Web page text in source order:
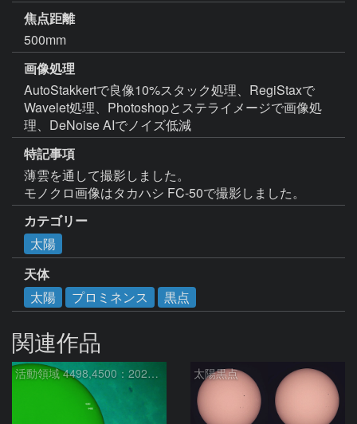
焦点距離
500mm
画像処理
AutoStakkertで良像10%スタック処理、RegiStaxで
Wavelet処理、Photoshopとステライメージで画像処
理、DeNoise AIでノイズ低減
特記事項
薄雲を通して撮影しました。
モノクロ画像はタカハシ FC-50で撮影しました。
カテゴリー
太陽
天体
太陽
プロミネンス 黒点
関連作品
活動領域 4498,4500：2026/08/08 太陽黒点